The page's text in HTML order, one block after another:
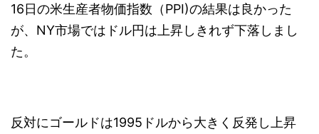
16日の米生産者物価指数（PPI)の結果は良かった
が、NY市場ではドル円は上昇しきれず下落しまし
た。
反対にゴールドは1995ドルから大きく反発し上昇